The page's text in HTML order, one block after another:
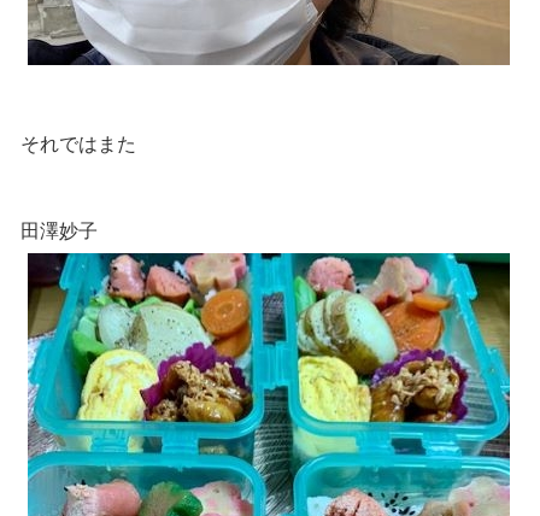
それではまた
田澤妙子